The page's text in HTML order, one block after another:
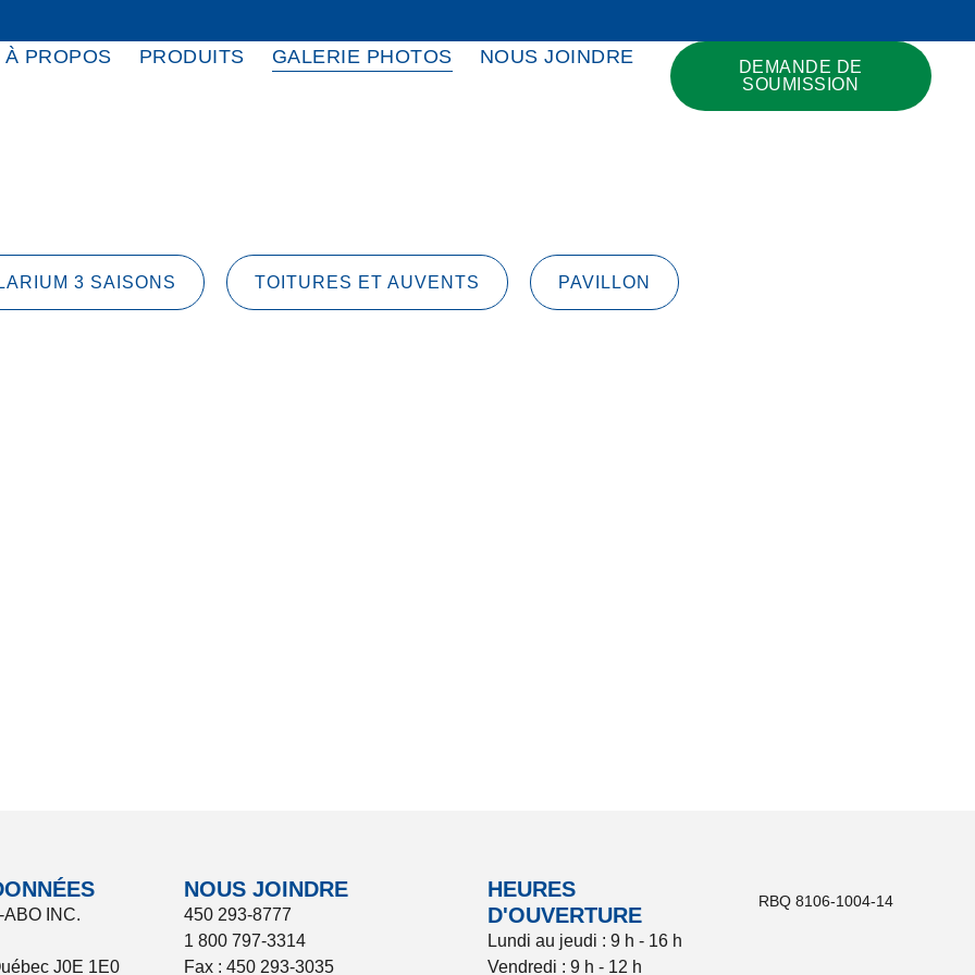
À PROPOS PRODUITS GALERIE PHOTOS NOUS JOINDRE
DEMANDE DE
SOUMISSION
3 SAISONS TOITURES ET AUVENTS PAVILLON
INC.
J0E 1E0
NOUS JOINDRE
450 293-8777
1 800 797-3314
Fax : 450 293-3035
HEURES
D'OUVERTURE
Lundi au jeudi : 9 h - 16 h
Vendredi : 9 h - 12 h
RBQ 8106-1004-14